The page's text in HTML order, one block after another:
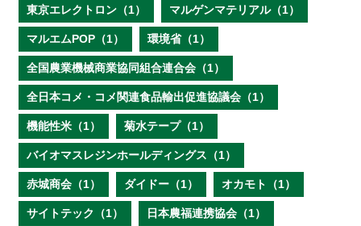
東京エレクトロン（1） マルゲンマテリアル（1）
マルエムPOP（1） 環境省（1）
全国農業機械商業協同組合連合会（1）
全日本コメ・コメ関連食品輸出促進協議会（1）
機能性米（1） 菊水テープ（1）
バイオマスレジンホールディングス（1）
赤城商会（1） ダイドー（1） オカモト（1）
サイトテック（1） 日本農福連携協会（1）